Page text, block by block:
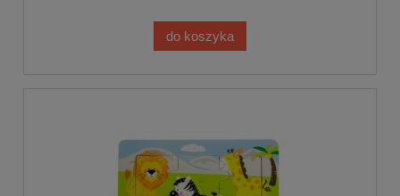
do koszyka